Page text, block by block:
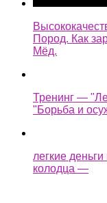
Пород. Как
Мёд.
Тренинг —
"Борьба и
легкие
колодца —